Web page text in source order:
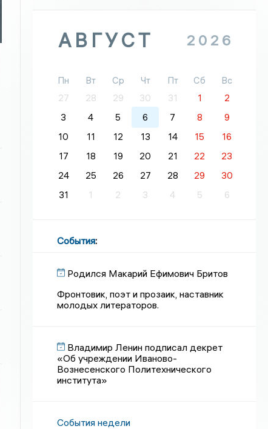
АВГУСТ 2026
Пн Вт Ср Чт Пт Сб
Вс
27
28 29 30 31 1
2
3
4 5 6 7 8
9
10
11 12 13 14 15
16
17
18 19 20 21 22
23
24
25 26 27 28 29
30
31
1 2 3 4 5 6
События:
Родился Макарий Ефимович Бритов
Фронтовик, поэт и прозаик, наставник
молодых литераторов.
Владимир Ленин подписал декрет
«Об учреждении Иваново-
Вознесенского Политехнического
института»
События недели